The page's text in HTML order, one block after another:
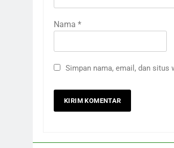
Nama *
Simpan nama, email, dan situs